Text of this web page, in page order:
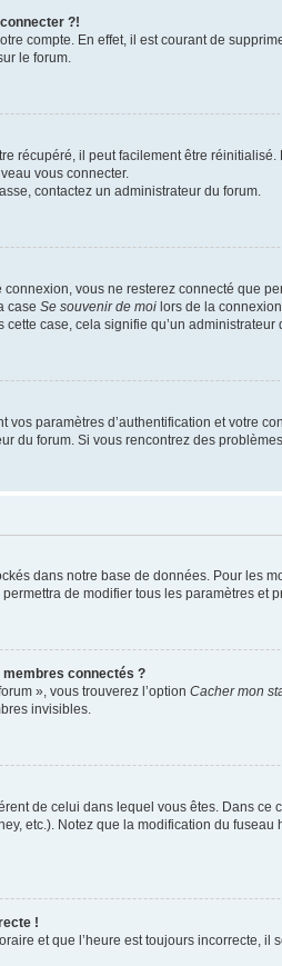
?!
compte. En effet, il est courant de
le forum.
récupéré, il peut facilement être
vous connecter.
contactez un administrateur du forum.
connexion, vous ne resterez connecté que
case Se souvenir de moi lors de la
case, cela signifie qu’un
paramètres d’authentification et votre
du forum. Si vous rencontrez des
dans notre base de données. Pour les
de modifier tous les paramètres et
membres connectés ?
», vous trouverez l’option Cacher mon
invisibles.
de celui dans lequel vous êtes. Dans ce
etc.). Notez que la modification du
!
et que l’heure est toujours incorrecte,